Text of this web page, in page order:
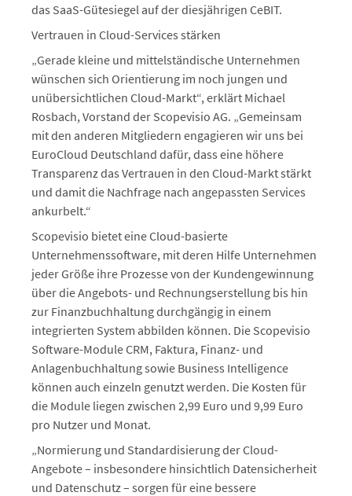
das SaaS-Gütesiegel auf der diesjährigen CeBIT.
Vertrauen in Cloud-Services stärken
„Gerade kleine und mittelständische Unternehmen
wünschen sich Orientierung im noch jungen und
unübersichtlichen Cloud-Markt“, erklärt Michael
Rosbach, Vorstand der Scopevisio AG. „Gemeinsam
mit den anderen Mitgliedern engagieren wir uns bei
EuroCloud Deutschland dafür, dass eine höhere
Transparenz das Vertrauen in den Cloud-Markt stärkt
und damit die Nachfrage nach angepassten Services
ankurbelt.“
Scopevisio bietet eine Cloud-basierte
Unternehmenssoftware, mit deren Hilfe Unternehmen
jeder Größe ihre Prozesse von der Kundengewinnung
über die Angebots- und Rechnungserstellung bis hin
zur Finanzbuchhaltung durchgängig in einem
integrierten System abbilden können. Die Scopevisio
Software-Module CRM, Faktura, Finanz- und
Anlagenbuchhaltung sowie Business Intelligence
können auch einzeln genutzt werden. Die Kosten für
die Module liegen zwischen 2,99 Euro und 9,99 Euro
pro Nutzer und Monat.
„Normierung und Standardisierung der Cloud-
Angebote – insbesondere hinsichtlich Datensicherheit
und Datenschutz – sorgen für eine bessere